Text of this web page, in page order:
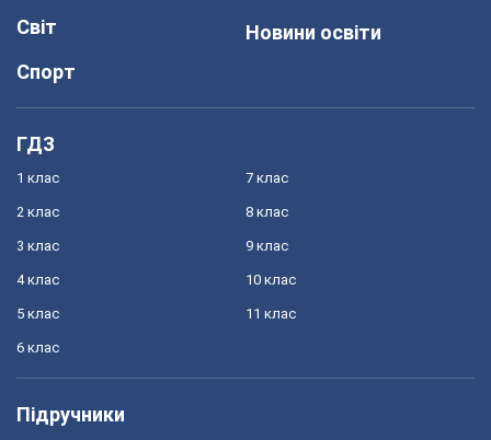
Світ
Спорт
Новини освіти
ГДЗ
1 клас
2 клас
3 клас
4 клас
5 клас
6 клас
7 клас
8 клас
9 клас
10 клас
11 клас
Підручники